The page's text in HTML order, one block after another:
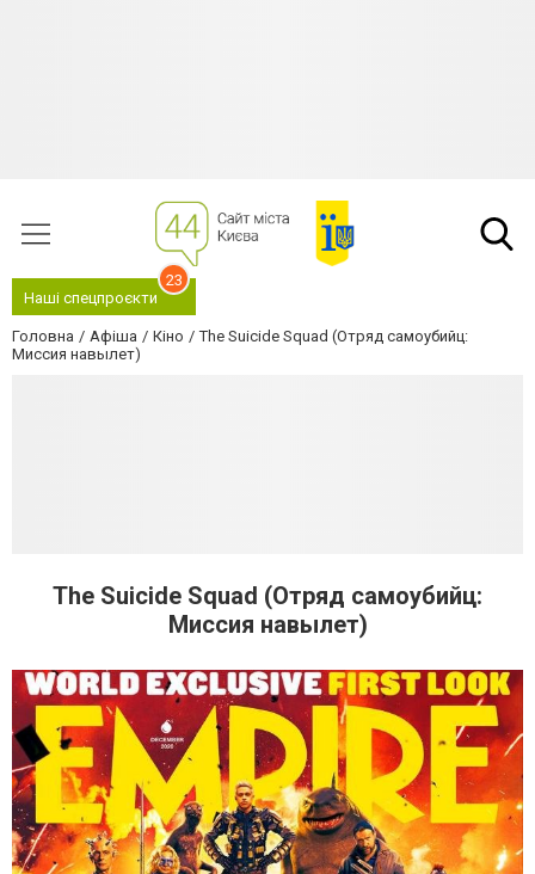
Наші спецпроєкти
23
Головна Афіша Кіно
The Suicide Squad (Отряд самоубийц:
Миссия навылет)
The Suicide Squad (Отряд самоубийц:
Миссия навылет)